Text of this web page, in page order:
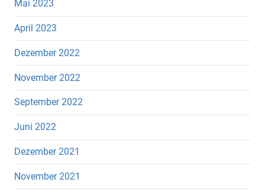
Mai 2023
April 2023
Dezember 2022
November 2022
September 2022
Juni 2022
Dezember 2021
November 2021